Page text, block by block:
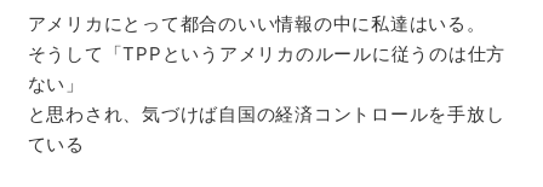
アメリカにとって都合のいい情報の中に私達はいる。
そうして「TPPというアメリカのルールに従うのは仕方
ない」
と思わされ、気づけば自国の経済コントロールを手放し
ている